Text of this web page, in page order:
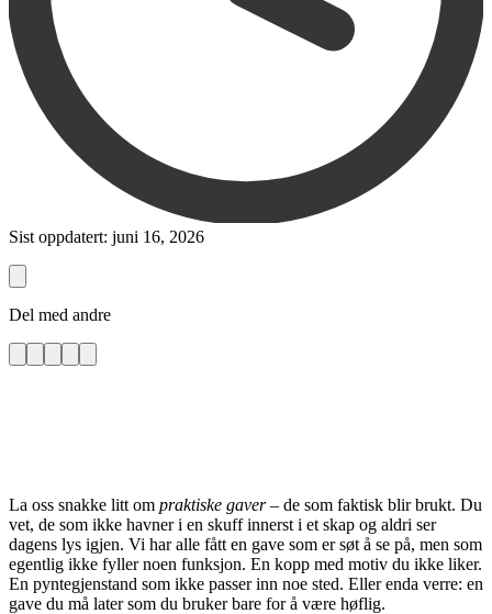
Sist oppdatert: juni 16, 2026
Del med andre
La oss snakke litt om praktiske gaver– de som faktisk blir brukt. Du
vet, de som ikke havner i en skuff innerst i et skap og aldri ser
dagens lys igjen. Vi har alle fått en gave som er søt å se på, men som
egentlig ikke fyller noen funksjon. En kopp med motiv du ikke liker.
En pyntegjenstand som ikke passer inn noe sted. Eller enda verre: en
gave du må later som du bruker bare for å være høflig.